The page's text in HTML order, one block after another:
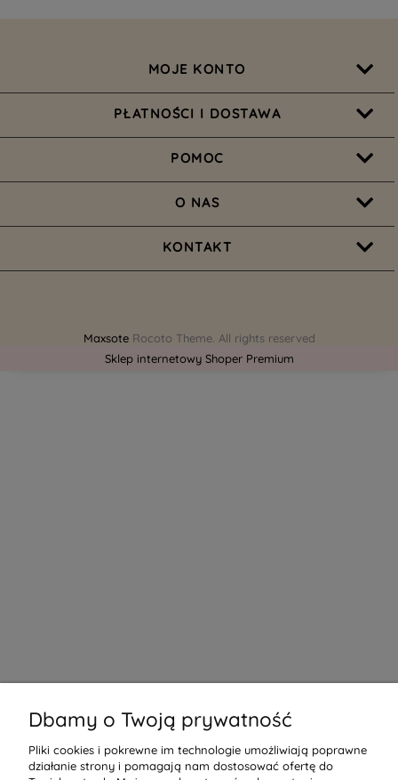
MOJE KONTO
PŁATNOŚCI I DOSTAWA
POMOC
O NAS
KONTAKT
MaxsoteRocoto Theme. All rights reserved
Sklep internetowy Shoper Premium
Dbamy o Twoją prywatność
Pliki cookies i pokrewne im technologie umożliwiają poprawne
działanie strony i pomagają nam dostosować ofertę do